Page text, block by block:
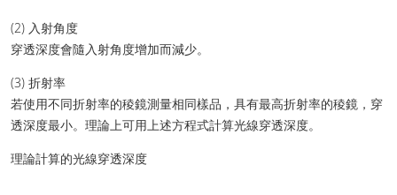
(2) 入射角度
穿透深度會隨入射角度增加而減少。
(3) 折射率
若使用不同折射率的稜鏡測量相同樣品，具有最高折射率的稜鏡，穿
透深度最小。理論上可用上述方程式計算光線穿透深度。
理論計算的光線穿透深度